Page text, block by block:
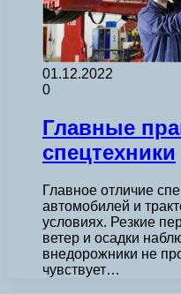
01.12.2022
0
Главные
спецтехники
Главное отличие
автомобилей и
условиях. Резкие
ветер и осадки
внедорожники не
чувствует…